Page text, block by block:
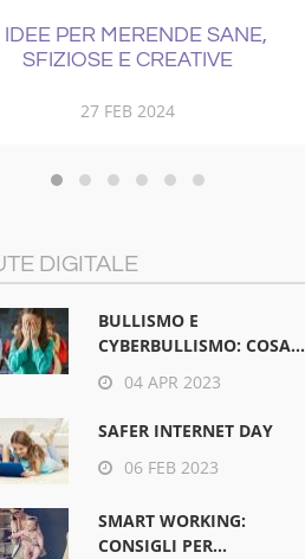
IDEE PER MERENDE SANE,
SFIZIOSE E CREATIVE
27 FEB 2024
DIGITALE
BULLISMO E
CYBERBULLISMO: COSA...
04 APR 2023
SAFER INTERNET DAY
06 FEB 2023
SMART WORKING:
CONSIGLI PER...